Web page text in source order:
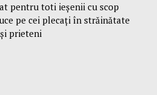
pentru toti ieşenii cu scop
pe cei plecaţi în străinătate
prieteni